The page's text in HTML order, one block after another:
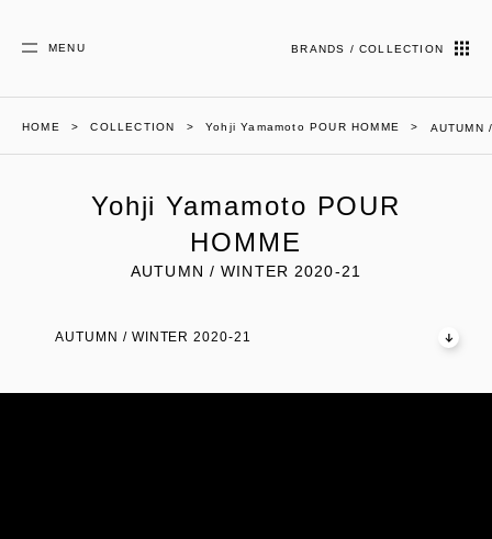
MENU BRANDS / COLLECTION
HOME COLLECTION Yohji Yamamoto POUR HOMME AUTUMN
Yohji Yamamoto POUR
HOMME
AUTUMN / WINTER 2020-21
AUTUMN / WINTER 2020-21